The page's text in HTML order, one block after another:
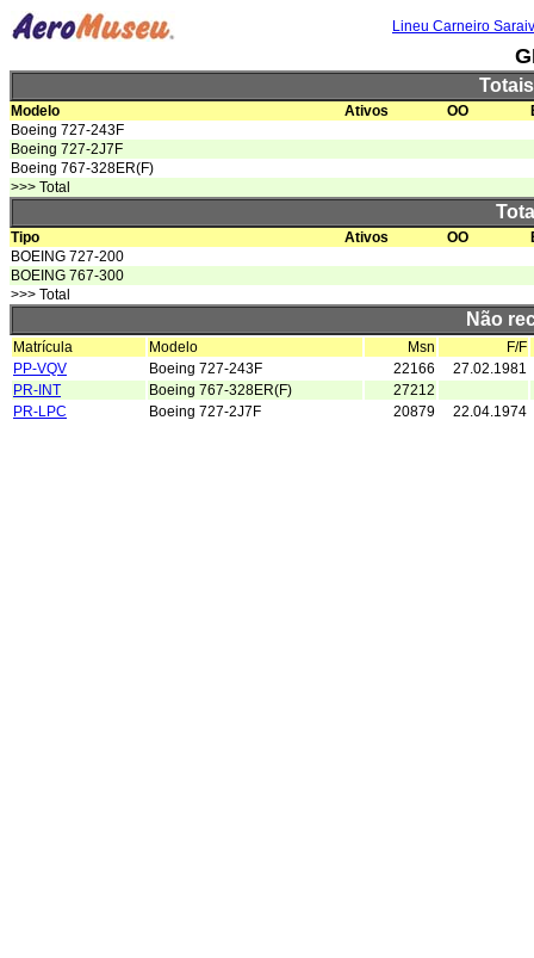
Lineu Carneiro
Modelo Ativos OO
Boeing 727-243F
Boeing 727-2J7F
Boeing 767-328ER(F)
>>> Total
Tipo Ativos OO
BOEING 727-200
BOEING 767-300
>>> Total
Não
Matrícula Modelo Msn
F/F
PP-VQV
Boeing 727-243F 22166
27.02.1981
PR-INT
Boeing 767-328ER(F)
27212
PR-LPC
Boeing 727-2J7F 20879 22.04.1974